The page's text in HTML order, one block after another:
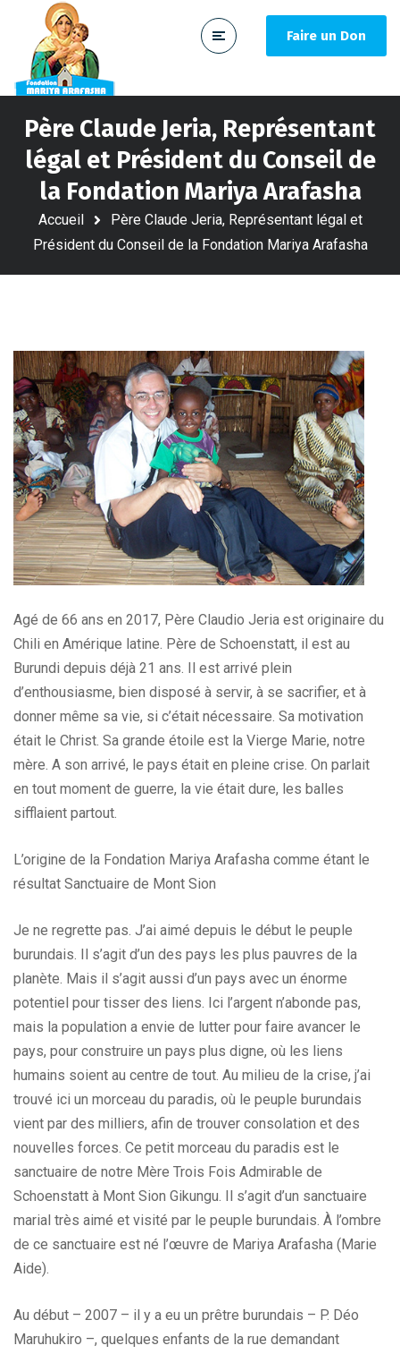
Faire un Don
Père Claude Jeria, Représentant
légal et Président du Conseil de
la Fondation Mariya Arafasha
Accueil
Père Claude Jeria, Représentant légal et
Président du Conseil de la Fondation Mariya Arafasha
Agé de 66 ans en 2017, Père Claudio Jeria est originaire du
Chili en Amérique latine. Père de Schoenstatt, il est au
Burundi depuis déjà 21 ans. Il est arrivé plein
d’enthousiasme, bien disposé à servir, à se sacrifier, et à
donner même sa vie, si c’était nécessaire. Sa motivation
était le Christ. Sa grande étoile est la Vierge Marie, notre
mère. A son arrivé, le pays était en pleine crise. On parlait
en tout moment de guerre, la vie était dure, les balles
sifflaient partout.
L’origine de la Fondation Mariya Arafasha comme étant le
résultat Sanctuaire de Mont Sion
Je ne regrette pas. J’ai aimé depuis le début le peuple
burundais. Il s’agit d’un des pays les plus pauvres de la
planète. Mais il s’agit aussi d’un pays avec un énorme
potentiel pour tisser des liens. Ici l’argent n’abonde pas,
mais la population a envie de lutter pour faire avancer le
pays, pour construire un pays plus digne, où les liens
humains soient au centre de tout. Au milieu de la crise, j’ai
trouvé ici un morceau du paradis, où le peuple burundais
vient par des milliers, afin de trouver consolation et des
nouvelles forces. Ce petit morceau du paradis est le
sanctuaire de notre Mère Trois Fois Admirable de
Schoenstatt à Mont Sion Gikungu. Il s’agit d’un sanctuaire
marial très aimé et visité par le peuple burundais. À l’ombre
de ce sanctuaire est né l’œuvre de Mariya Arafasha (Marie
Aide).
Au début – 2007 – il y a eu un prêtre burundais – P. Déo
Maruhukiro –, quelques enfants de la rue demandant